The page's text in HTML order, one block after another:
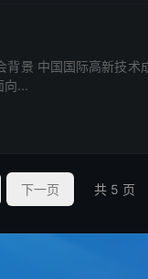
景 中国国际高新技
向...
下一页 共 5 页